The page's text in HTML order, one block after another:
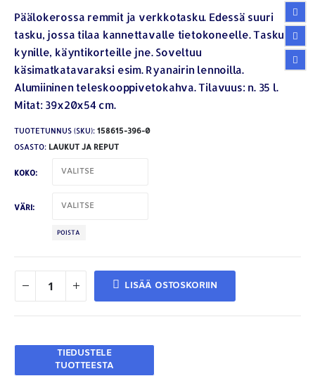
Päälokerossa remmit ja verkkotasku. Edessä suuri
tasku, jossa tilaa kannettavalle tietokoneelle. Taskut
kynille, käyntikorteille jne. Soveltuu
käsimatkatavaraksi esim. Ryanairin lennoilla.
Alumiininen teleskooppivetokahva. Tilavuus: n. 35 l.
Mitat: 39x20x54 cm.
TUOTETUNNUS (SKU): 158615-396-0
OSASTO: LAUKUT JA REPUT
KOKO
VÄRI
POISTA
LISÄÄ OSTOSKORIIN